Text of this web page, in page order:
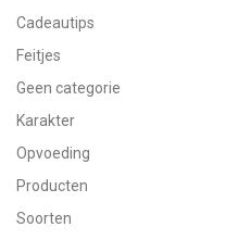
Cadeautips
Feitjes
Geen categorie
Karakter
Opvoeding
Producten
Soorten